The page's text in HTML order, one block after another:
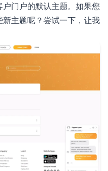
门户的默认主题。如果您
主题呢？尝试一下，让我